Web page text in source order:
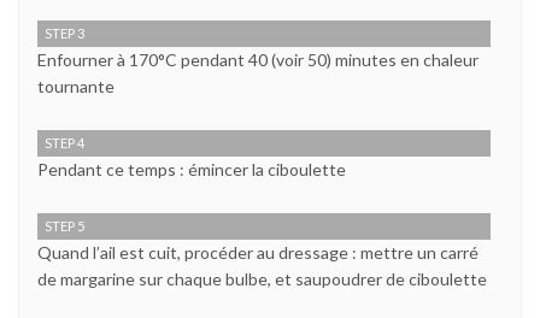
STEP 3
Enfourner à 170°C pendant 40 (voir 50) minutes en chaleur
tournante
STEP 4
Pendant ce temps : émincer la ciboulette
STEP 5
Quand l’ail est cuit, procéder au dressage : mettre un carré
de margarine sur chaque bulbe, et saupoudrer de ciboulette